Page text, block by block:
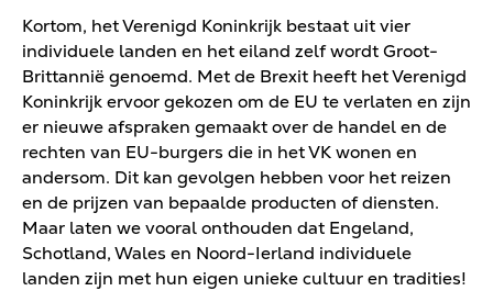
Kortom, het Verenigd Koninkrijk bestaat uit vier
individuele landen en het eiland zelf wordt Groot-
Brittannië genoemd. Met de Brexit heeft het Verenigd
Koninkrijk ervoor gekozen om de EU te verlaten en zijn
er nieuwe afspraken gemaakt over de handel en de
rechten van EU-burgers die in het VK wonen en
andersom. Dit kan gevolgen hebben voor het reizen
en de prijzen van bepaalde producten of diensten.
Maar laten we vooral onthouden dat Engeland,
Schotland, Wales en Noord-Ierland individuele
landen zijn met hun eigen unieke cultuur en tradities!